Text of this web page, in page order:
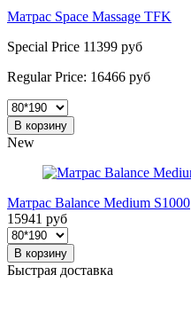
Матрас Space Massage TFK
Special Price 11399 руб
Regular Price: 16466 руб
В корзину
New
Матрас Balance Medium S1000
15941 руб
В корзину
Быстрая доставка